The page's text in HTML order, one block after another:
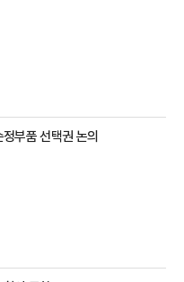
부품 선택권 논의